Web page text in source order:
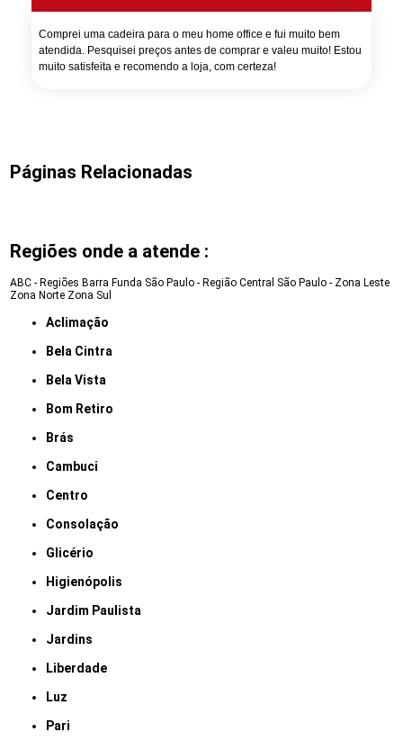
Comprei uma cadeira para o meu home office e fui muito bem
atendida. Pesquisei preços antes de comprar e valeu muito! Estou
muito satisfeita e recomendo a loja, com certeza!
Páginas Relacionadas
Regiões onde a atende :
ABC - Regiões Barra Funda São Paulo - Região Central São Paulo - Zona Leste
Zona Norte Zona Sul
Aclimação
Bela Cintra
Bela Vista
Bom Retiro
Brás
Cambuci
Centro
Consolação
Glicério
Higienópolis
Jardim Paulista
Jardins
Liberdade
Luz
Pari